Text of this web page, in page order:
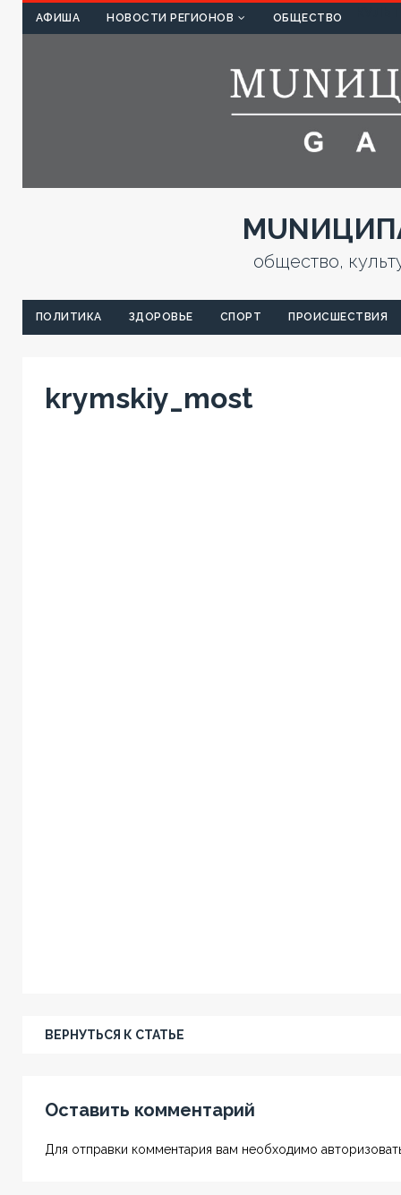
АФИША НОВОСТИ РЕГИОНОВ ОБЩЕСТВО
общество,
ПОЛИТИКА ЗДОРОВЬЕ СПОРТ ПРОИСШЕСТВИЯ
krymskiy_most
ВЕРНУТЬСЯ К СТАТЬЕ
Оставить комментарий
Для отправки комментария вам необходимо